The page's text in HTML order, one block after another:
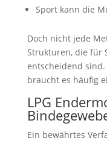
Sport kann die
Doch nicht jede
Strukturen, die für
entscheidend
braucht es häufig
LPG
Ein bewährtes